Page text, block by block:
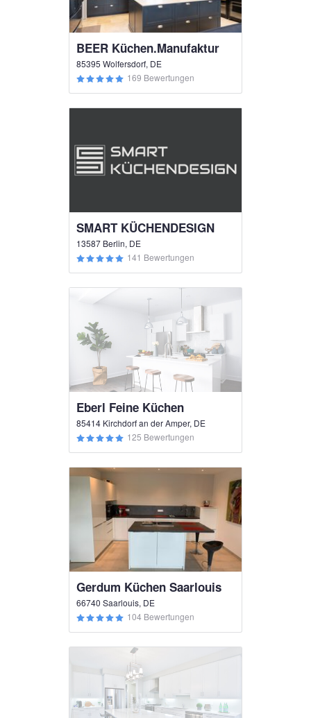
BEER Küchen.Manufaktur
85395 Wolfersdorf, DE
169 Bewertungen
SMART KÜCHENDESIGN
13587 Berlin, DE
141 Bewertungen
Eberl Feine Küchen
85414 Kirchdorf an der Amper, DE
125 Bewertungen
Gerdum Küchen Saarlouis
66740 Saarlouis, DE
104 Bewertungen